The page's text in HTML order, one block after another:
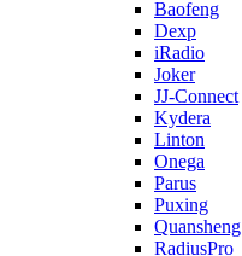
Baofeng
Dexp
iRadio
Joker
JJ-Connect
Kydera
Linton
Onega
Parus
Puxing
Quansheng
RadiusPro